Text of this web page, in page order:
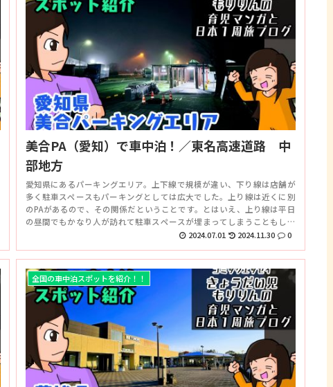
美合PA（愛知）で車中泊！／東名高速道路 中
部地方
愛知県にあるパーキングエリア。上下線で規模が違い、下り線は店舗が
多く駐車スペースもパーキングとしては広大でした。上り線は近くに別
のPAがあるので、その関係だということです。とはいえ、上り線は平日
の昼間でもかなり人が訪れて駐車スペースが埋まってしまうこともしば
しばあるようなので、その点にはご注意ください。
2024.07.01 2024.11.30 0
全国の車中泊スポットを紹介！！